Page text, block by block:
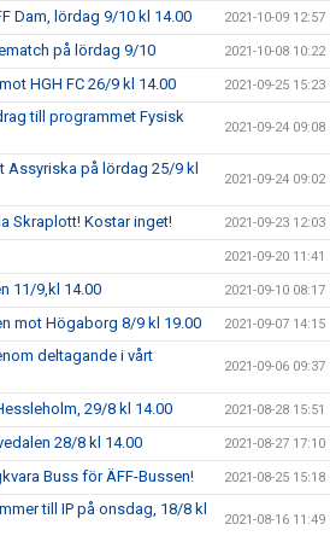
Dam, lördag 9/10 kl 14.00 2021-10-09 12:57
på lördag 9/10 2021-10-08 10:22
HGH FC 26/9 kl 14.00 2021-09-25 15:23
till programmet Fysisk
2021-09-24 09:08
Assyriska på lördag 25/9 kl
2021-09-24 09:02
Skraplott! Kostar inget! 2021-09-23 12:03
2021-09-20 11:41
11/9,kl 14.00 2021-09-10 08:17
mot Högaborg 8/9 kl 19.00 2021-09-07 14:15
deltagande i vårt
2021-09-06 09:37
29/8 kl 14.00 2021-08-28 15:51
28/8 kl 14.00 2021-08-27 17:10
Buss för ÄFF-Bussen! 2021-08-25 15:18
till IP på onsdag, 18/8 kl
2021-08-16 11:49